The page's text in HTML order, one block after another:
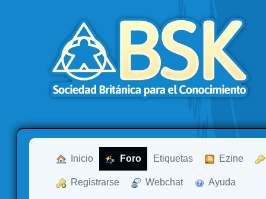
Inicio Foro Etiquetas Ezine
Registrarse Webchat Ayuda